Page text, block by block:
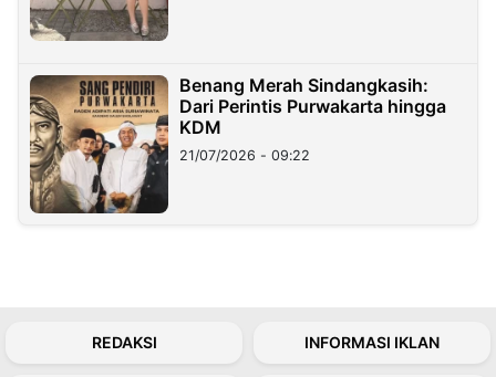
Benang Merah Sindangkasih:
Dari Perintis Purwakarta hingga
KDM
21/07/2026 - 09:22
REDAKSI INFORMASI IKLAN